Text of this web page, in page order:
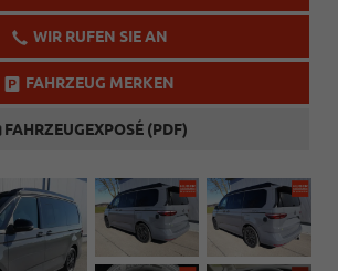
WIR RUFEN SIE AN
FAHRZEUG MERKEN
FAHRZEUGEXPOSÉ (PDF)